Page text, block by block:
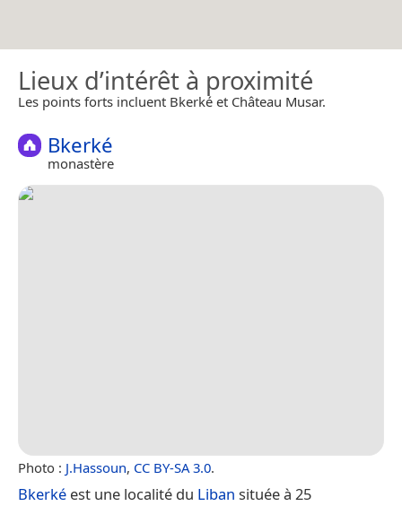
Lieux d’intérêt à proximité
Les points forts incluent Bkerké et Château Musar.
Bkerké
monastère
Photo : J.Hassoun, CC BY-SA 3.0.
Bkerké est une localité du Liban située à 25